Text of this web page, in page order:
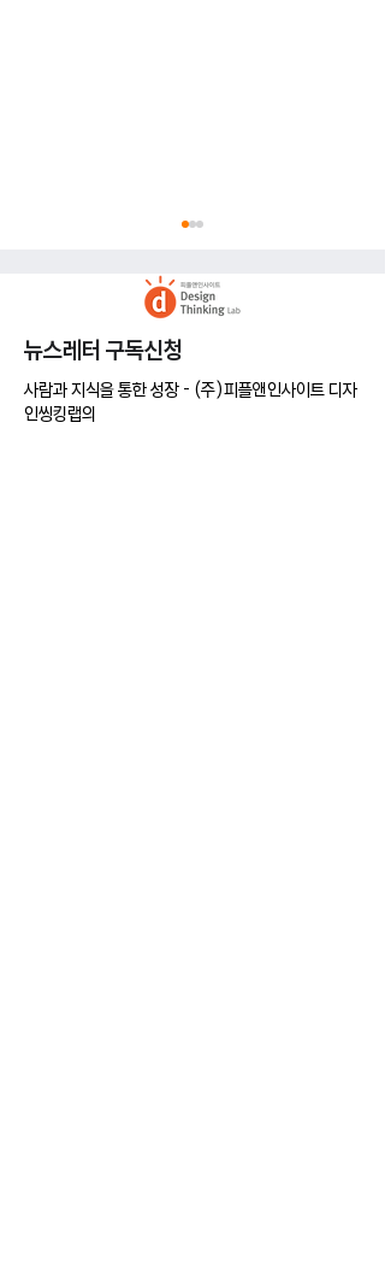
아마존식 아이디어 회의 - 브레인
​뉴스레터 구독신청
사람과 지식을 통한 성장 - (주)피플앤인사이트 디자
인씽킹랩의